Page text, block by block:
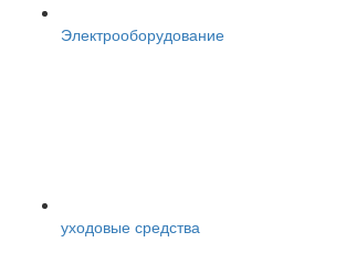
Электрооборудование
уходовые средства